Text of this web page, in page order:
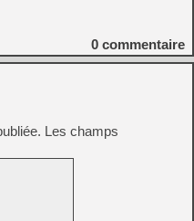
0 commentaire
Les champs